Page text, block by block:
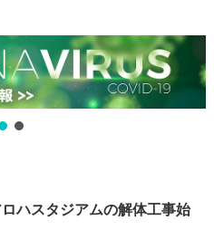
ロハスタジアムの解体工事始